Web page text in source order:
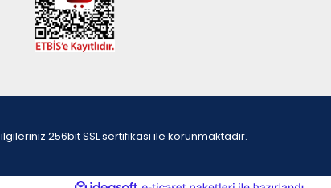
256bit SSL sertifikası ile korunmaktadır.